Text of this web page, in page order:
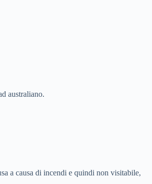
australiano.
a causa di incendi e quindi non visitabile,